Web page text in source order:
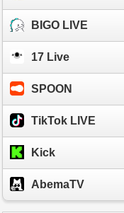
BIGO LIVE
17 Live
SPOON
TikTok LIVE
Kick
AbemaTV